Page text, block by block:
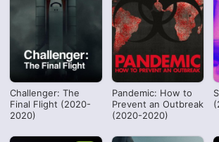
Challenger: The
Final Flight (2020-
2020)
Pandemic: How to
Prevent an Outbreak
(2020-2020)